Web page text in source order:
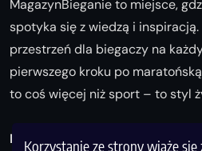
Korzystanie ze strony wiąże się
MagazynBieganie to miejsce,
spotyka się z wiedzą i
przestrzeń dla biegaczy na
pierwszego kroku po
to coś więcej niż sport – to styl
Biegaj z nami i odkrywaj swoją